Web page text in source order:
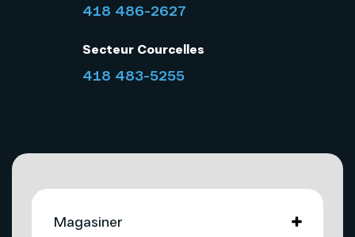
418 486-2627
Secteur Courcelles
418 483-5255
Magasiner